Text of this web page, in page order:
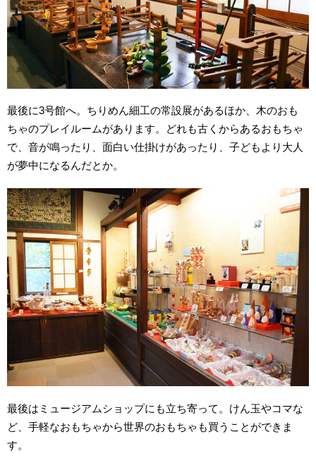
最後に3号館へ。ちりめん細工の常設展があるほか、木のおも
ちゃのプレイルームがあります。どれも古くからあるおもちゃ
で、音が鳴ったり、面白い仕掛けがあったり、子どもより大人
が夢中になるんだとか。
最後はミュージアムショップにも立ち寄って。けん玉やコマな
ど、手軽なおもちゃから世界のおもちゃも買うことができま
す。